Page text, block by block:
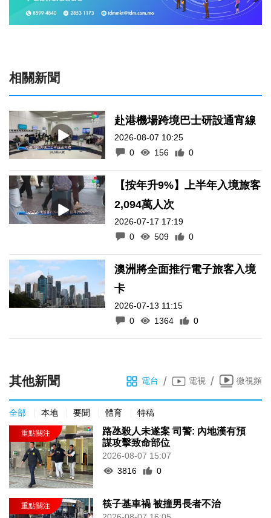
相關新聞
赴港機場跨境巴士研設通宵線
2026-08-07 10:25
0
156 0
【按年升9%】上半年入境旅客
2,094萬人次
2026-07-17 17:19
0
509 0
澳洲將全面推行電子旅客入境
卡
2026-07-13 11:15
0
1364 0
其他新聞 電台 / 電視 / 微視頻
全部 本地 要聞 體育 特稿
路氹殺人未遂案 司警: 內地漢有預
謀攻擊致命部位
2026-08-07 15:07
3816
0
筷子基車禍 被撞男長者不治